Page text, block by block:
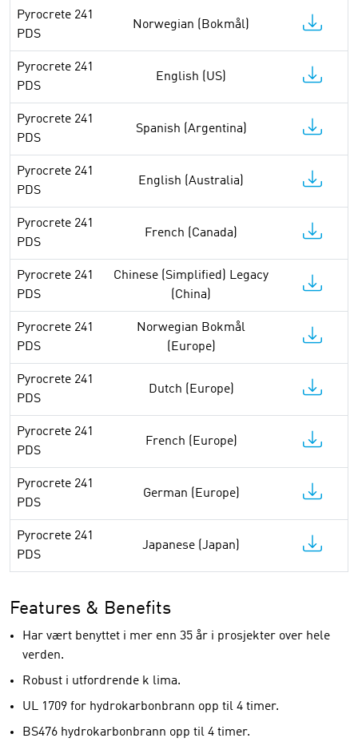
Pyrocrete 241
PDS
Norwegian (Bokmål)
Pyrocrete 241
PDS
English (US)
Pyrocrete 241
PDS
Spanish (Argentina)
Pyrocrete 241
PDS
English (Australia)
Pyrocrete 241
PDS
French (Canada)
Pyrocrete 241
PDS
Chinese (Simplified) Legacy
(China)
Pyrocrete 241
PDS
Norwegian Bokmål
(Europe)
Pyrocrete 241
PDS
Dutch (Europe)
Pyrocrete 241
PDS
French (Europe)
Pyrocrete 241
PDS
German (Europe)
Pyrocrete 241
PDS
Japanese (Japan)
Features & Benefits
Har vært benyttet i mer enn 35 år i prosjekter over hele
verden.
Robust i utfordrende k lima.
UL 1709 for hydrokarbonbrann opp til 4 timer.
BS476 hydrokarbonbrann opp til 4 timer.